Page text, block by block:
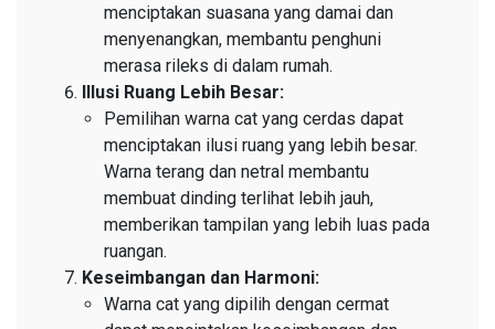
menciptakan suasana yang damai dan
menyenangkan, membantu penghuni
merasa rileks di dalam rumah.
Illusi Ruang Lebih Besar:
Pemilihan warna cat yang cerdas dapat
menciptakan ilusi ruang yang lebih besar.
Warna terang dan netral membantu
membuat dinding terlihat lebih jauh,
memberikan tampilan yang lebih luas pada
ruangan.
Keseimbangan dan Harmoni:
Warna cat yang dipilih dengan cermat